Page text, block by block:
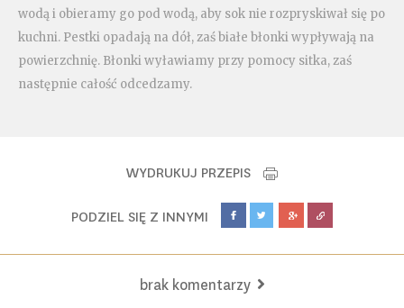
wodą i obieramy go pod wodą, aby sok nie rozpryskiwał się po
kuchni. Pestki opadają na dół, zaś białe błonki wypływają na
powierzchnię. Błonki wyławiamy przy pomocy sitka, zaś
następnie całość odcedzamy.
WYDRUKUJ PRZEPIS
PODZIEL SIĘ Z INNYMI
brak komentarzy